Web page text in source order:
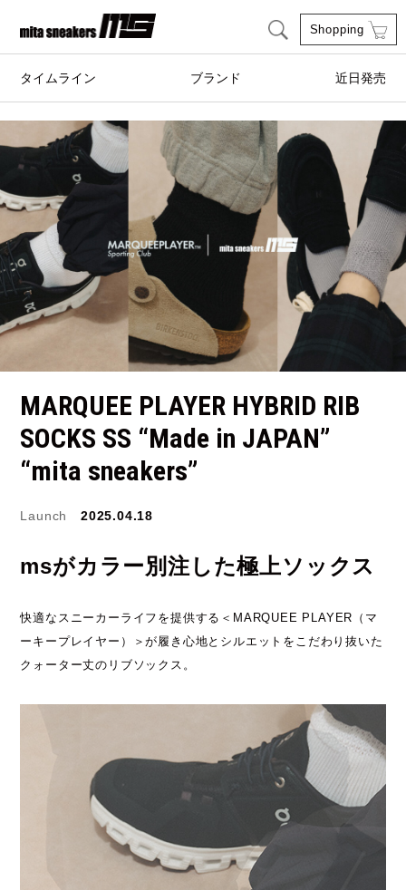
Shopping
タイムライン ブランド
adidas Originals AIRWALK
ASICS SportStyle
COLE HAAN CONVERSE
crocs DESCENTE
FEATURE FILA
HI-TEC
HOKA ONE ONE HYBEX
JORDAN BRAND kaepa
Kappa
le coq sportif
PERFORMANCE
MW3dP new balance
On
OTHERS Panther
PRO-Keds puma
Reebok
近日発売
MARQUEE PLAYER HYBRID RIB
SOCKS SS “Made in JAPAN”
“mita sneakers”
Launch 2025.04.18
msがカラー別注した極上ソックス
快適なスニーカーライフを提供する＜MARQUEE PLAYER（マ
ーキープレイヤー）＞が履き心地とシルエットをこだわり抜いた
クォーター丈のリブソックス。